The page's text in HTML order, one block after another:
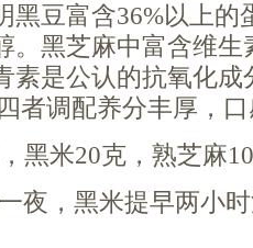
黑豆富含36%以上的
。黑芝麻中富含维
素是公认的抗氧化
者调配养分丰厚，
黑米20克，熟芝麻
夜，黑米提早两小